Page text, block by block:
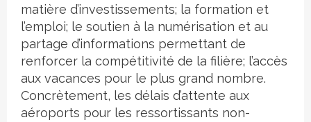
matière d’investissements; la formation et
l’emploi; le soutien à la numérisation et au
partage d’informations permettant de
renforcer la compétitivité de la filière; l’accès
aux vacances pour le plus grand nombre.
Concrètement, les délais d’attente aux
aéroports pour les ressortissants non-